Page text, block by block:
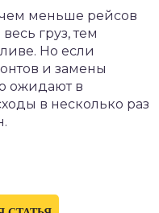
чем меньше рейсов
груз, тем
Но если
и замены
ожидают в
в несколько раз